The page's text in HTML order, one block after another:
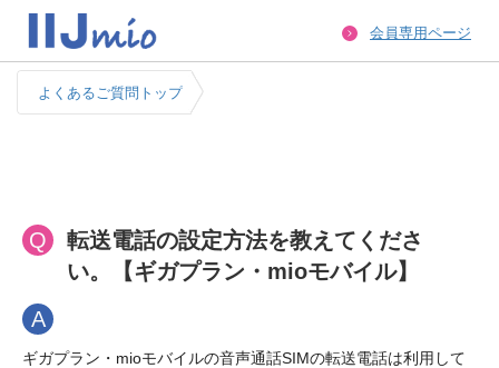
会員専用ページ
よくあるご質問トップ
Q
転送電話の設定方法を教えてくださ
い。【ギガプラン・mioモバイル】
A
ギガプラン・mioモバイルの音声通話SIMの転送電話は利用して